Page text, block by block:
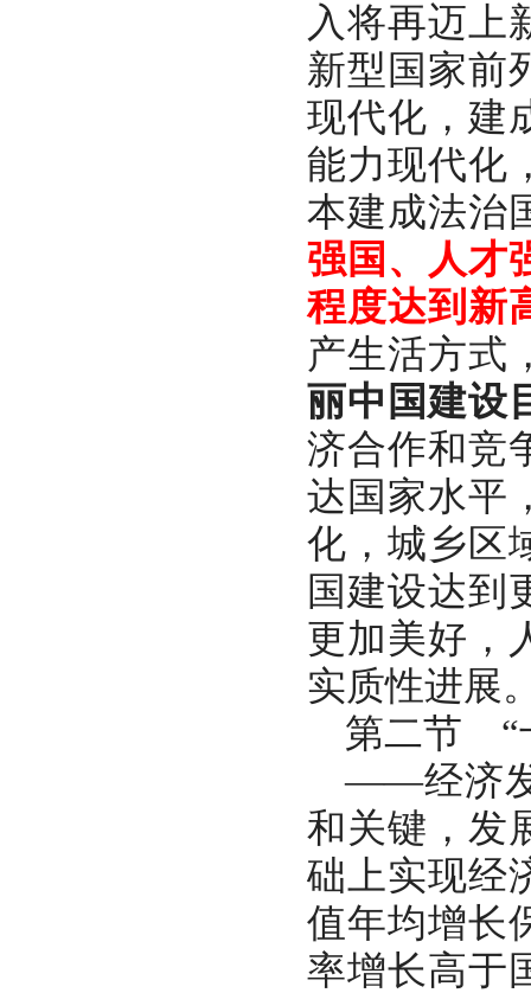
入将再迈上
新型国家前
现代化，建
能力现代化
本建成法治
强国、人才
程度达到新
产生活方式
丽中国建设
济合作和竞
达国家水平
化，城乡区
国建设达到
更加美好，
实质性进展
第二节
——经济发
和关键，发
础上实现经
值年均增长
率增长高于